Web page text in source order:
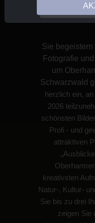
Sie begeistern
Fotografie
um
Schwarzwald
herzlich ein,
2026
schönsten
Profi - und
attraktiven
kreativsten
Natur-, Kultur-
Sie bis zu drei
zeigen Sie